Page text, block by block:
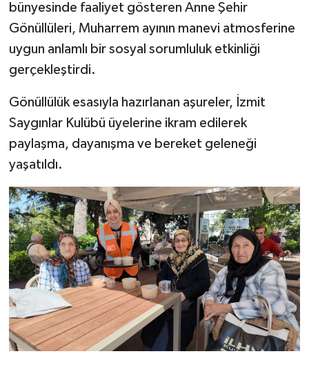
bünyesinde faaliyet gösteren Anne Şehir
Gönüllüleri, Muharrem ayının manevi atmosferine
uygun anlamlı bir sosyal sorumluluk etkinliği
gerçekleştirdi.
Gönüllülük esasıyla hazırlanan aşureler, İzmit
Saygınlar Kulübü üyelerine ikram edilerek
paylaşma, dayanışma ve bereket geleneği
yaşatıldı.